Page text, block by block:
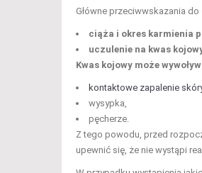
Główne przeciwwskazania
ciąża i okres karmienia
uczulenie na kwas
Kwas kojowy może
kontaktowe zapalenie
wysypka,
pęcherze.
Z tego powodu, przed
upewnić się, że nie wystąpi